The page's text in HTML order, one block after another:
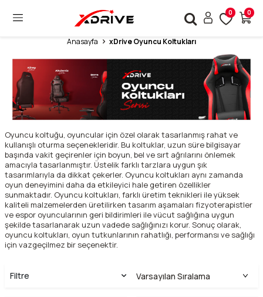
0 0
Anasayfa xDrive Oyuncu Koltukları
Oyuncu koltuğu, oyuncular için özel olarak tasarlanmış rahat ve
kullanışlı oturma seçenekleridir. Bu koltuklar, uzun süre bilgisayar
başında vakit geçirenler için boyun, bel ve sırt ağrılarını önlemek
amacıyla tasarlanmıştır. Üstelik farklı tarzlara uygun şık
tasarımlarıyla da dikkat çekerler. Oyuncu koltukları aynı zamanda
oyun deneyimini daha da etkileyici hale getiren özellikler
sunmaktadır. Oyuncu koltukları, farklı üretim teknikleri ile yüksek
kaliteli malzemelerden üretilirken tasarım aşamaları fizyoterapistler
ve espor oyuncularının geri bildirimleri ile vücut sağlığına uygun
şekilde tasarlanarak uzun vadede sağlığınızı korur. Sonuç olarak,
oyuncu koltukları, oyun tutkunlarının rahatlığı, performansı ve sağlığı
için vazgeçilmez bir seçenektir.
Filtre